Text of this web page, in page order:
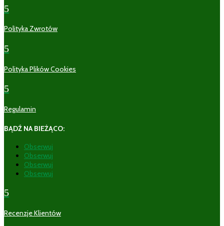
5
Polityka Zwrotów
5
Polityka Plików Cookies
5
Regulamin
BĄDŹ NA BIEŻĄCO:
Obserwuj
Obserwuj
Obserwuj
Obserwuj
5
Recenzje Klientów